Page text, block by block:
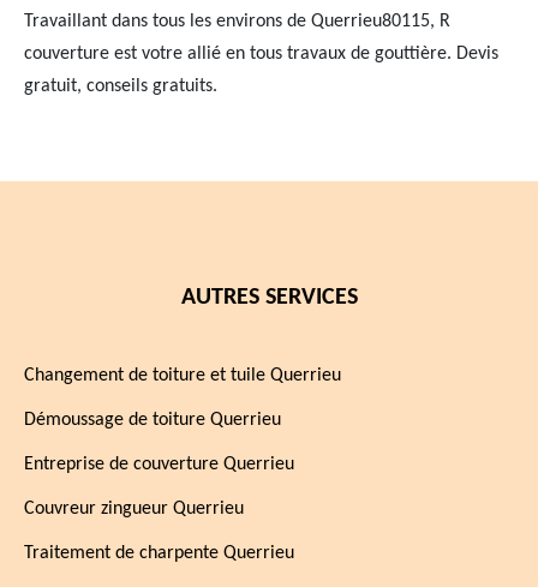
Travaillant dans tous les environs de Querrieu80115, R
couverture est votre allié en tous travaux de gouttière. Devis
gratuit, conseils gratuits.
AUTRES SERVICES
Changement de toiture et tuile Querrieu
Démoussage de toiture Querrieu
Entreprise de couverture Querrieu
Couvreur zingueur Querrieu
Traitement de charpente Querrieu